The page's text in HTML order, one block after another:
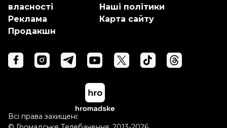
власності
Реклама
Продакшн
Наші політики
Карта сайту
Всі права захищені: